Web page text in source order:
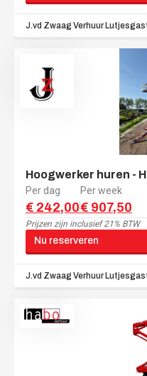
J.vd Zwaag Verhuur
Hoogwerker huren -
Per dag
€ 242,00
Per week
€ 907,50
Prijzen zijn inclusief 21% BTW
Nu reserveren
J.vd Zwaag Verhuur